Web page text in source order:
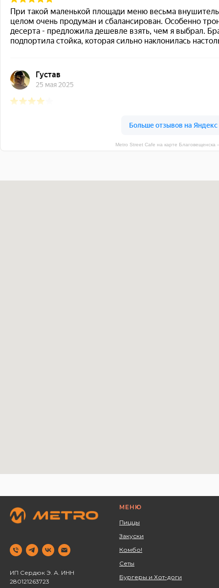
Metro Street Cafe на карте
ИП Сердюк Э. А. ИНН
280121263723 ‌
МЕНЮ
Пиццы
Закуски
Комбо!
Сеты
Бургеры и Хот-доги